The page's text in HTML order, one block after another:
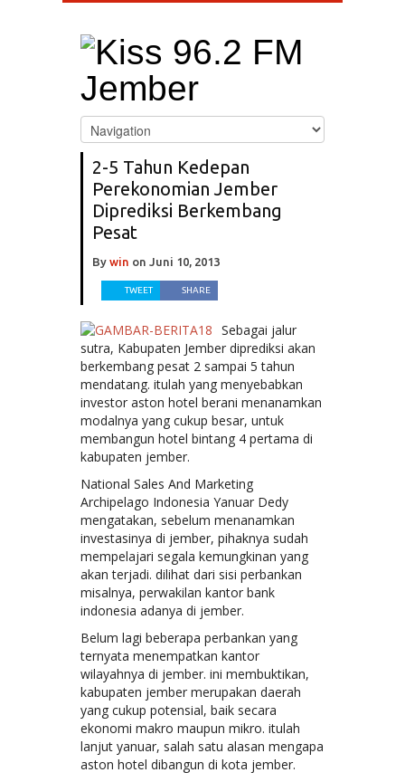
2-5 Tahun Kedepan
Perekonomian Jember
Diprediksi Berkembang
Pesat
By win on Juni 10, 2013
TWEET SHARE
Sebagai jalur
sutra, Kabupaten Jember diprediksi akan
berkembang pesat 2 sampai 5 tahun
mendatang. itulah yang menyebabkan
investor aston hotel berani menanamkan
modalnya yang cukup besar, untuk
membangun hotel bintang 4 pertama di
kabupaten jember.
National Sales And Marketing
Archipelago Indonesia Yanuar Dedy
mengatakan, sebelum menanamkan
investasinya di jember, pihaknya sudah
mempelajari segala kemungkinan yang
akan terjadi. dilihat dari sisi perbankan
misalnya, perwakilan kantor bank
indonesia adanya di jember.
Belum lagi beberapa perbankan yang
ternyata menempatkan kantor
wilayahnya di jember. ini membuktikan,
kabupaten jember merupakan daerah
yang cukup potensial, baik secara
ekonomi makro maupun mikro. itulah
lanjut yanuar, salah satu alasan mengapa
aston hotel dibangun di kota jember.